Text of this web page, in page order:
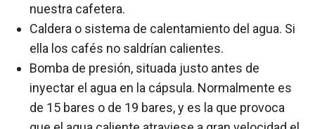
nuestra cafetera.
Caldera o sistema de calentamiento del agua. Si
ella los cafés no saldrían calientes.
Bomba de presión, situada justo antes de
inyectar el agua en la cápsula. Normalmente es
de 15 bares o de 19 bares, y es la que provoca